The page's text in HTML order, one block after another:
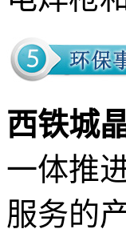
西铁城
一体推
服务的